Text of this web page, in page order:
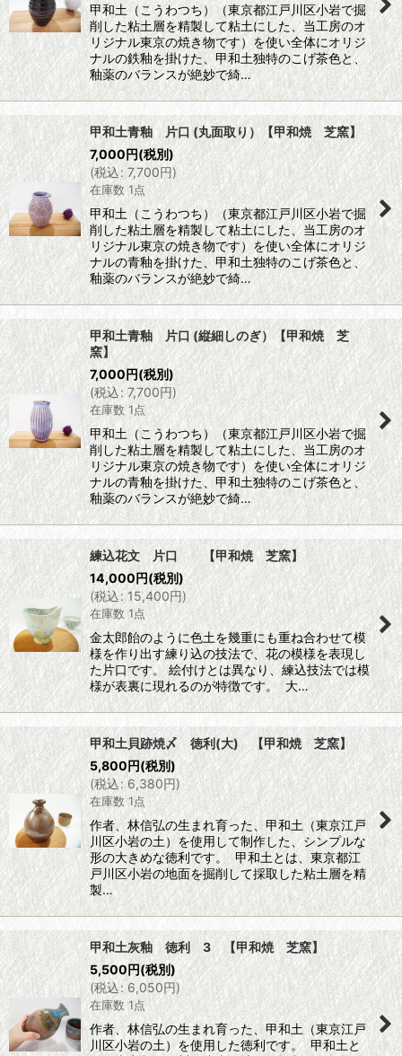
甲和土（こうわつち）（東京都江戸川区小岩で掘
削した粘土層を精製して粘土にした、当工房のオ
リジナル東京の焼き物です）を使い全体にオリジ
ナルの鉄釉を掛けた、甲和土独特のこげ茶色と、
釉薬のバランスが絶妙で綺…
甲和土青釉 片口 (丸面取り）【甲和焼 芝窯】
7,000円(税別)
(税込: 7,700円)
在庫数 1点
甲和土（こうわつち）（東京都江戸川区小岩で掘
削した粘土層を精製して粘土にした、当工房のオ
リジナル東京の焼き物です）を使い全体にオリジ
ナルの青釉を掛けた、甲和土独特のこげ茶色と、
釉薬のバランスが絶妙で綺…
甲和土青釉 片口 (縦細しのぎ）【甲和焼 芝
窯】
7,000円(税別)
(税込: 7,700円)
在庫数 1点
甲和土（こうわつち）（東京都江戸川区小岩で掘
削した粘土層を精製して粘土にした、当工房のオ
リジナル東京の焼き物です）を使い全体にオリジ
ナルの青釉を掛けた、甲和土独特のこげ茶色と、
釉薬のバランスが絶妙で綺…
練込花文 片口 【甲和焼 芝窯】
14,000円(税別)
(税込: 15,400円)
在庫数 1点
金太郎飴のように色土を幾重にも重ね合わせて模
様を作り出す練り込の技法で、花の模様を表現し
た片口です。 絵付けとは異なり、練込技法では模
様が表裏に現れるのが特徴です。 大…
甲和土貝跡焼〆 徳利(大) 【甲和焼 芝窯】
5,800円(税別)
(税込: 6,380円)
在庫数 1点
作者、林信弘の生まれ育った、甲和土（東京江戸
川区小岩の土）を使用して制作した、シンプルな
形の大きめな徳利です。 甲和土とは、東京都江
戸川区小岩の地面を掘削して採取した粘土層を精
製…
甲和土灰釉 徳利 3 【甲和焼 芝窯】
5,500円(税別)
(税込: 6,050円)
在庫数 1点
作者、林信弘の生まれ育った、甲和土（東京江戸
川区小岩の土）を使用した徳利です。 甲和土と